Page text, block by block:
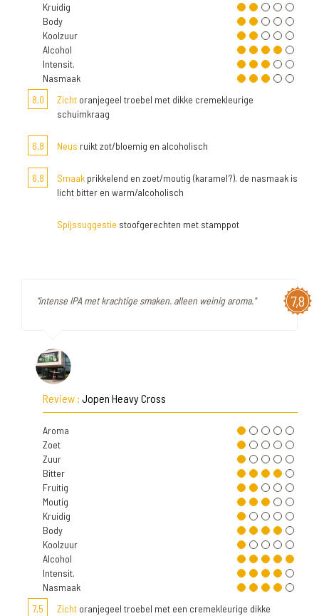
Kruidig
Body
Koolzuur
Alcohol
Intensit.
Nasmaak
8,0
Zicht oranjegeel troebel met dikke cremekleurige
schuimkraag
6,8 Neus ruikt zot/bloemig en alcoholisch
6,8 Smaak prikkelend en zoet/moutig (karamel?). de nasmaak is
licht bitter en warm/alcoholisch
Spijssuggestie stoofgerechten met stamppot
7,8
"intense IPA met krachtige smaken. alleen weinig aroma."
Review : Jopen Heavy Cross
Aroma
Zoet
Zuur
Bitter
Fruitig
Moutig
Kruidig
Body
Koolzuur
Alcohol
Intensit.
Nasmaak
7,5
Zicht oranjegeel troebel met een cremekleurige dikke